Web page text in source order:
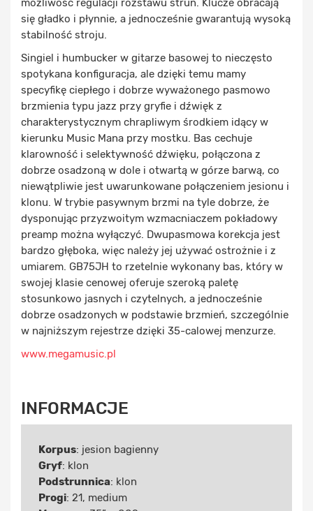
możliwość regulacji rozstawu strun. Klucze obracają
się gładko i płynnie, a jednocześnie gwarantują wysoką
stabilność stroju.
Singiel i humbucker w gitarze basowej to nieczęsto
spotykana konfiguracja, ale dzięki temu mamy
specyfikę ciepłego i dobrze wyważonego pasmowo
brzmienia typu jazz przy gryfie i dźwięk z
charakterystycznym chrapliwym środkiem idący w
kierunku Music Mana przy mostku. Bas cechuje
klarowność i selektywność dźwięku, połączona z
dobrze osadzoną w dole i otwartą w górze barwą, co
niewątpliwie jest uwarunkowane połączeniem jesionu i
klonu. W trybie pasywnym brzmi na tyle dobrze, że
dysponując przyzwoitym wzmacniaczem pokładowy
preamp można wyłączyć. Dwupasmowa korekcja jest
bardzo głęboka, więc należy jej używać ostrożnie i z
umiarem. GB75JH to rzetelnie wykonany bas, który w
swojej klasie cenowej oferuje szeroką paletę
stosunkowo jasnych i czytelnych, a jednocześnie
dobrze osadzonych w podstawie brzmień, szczególnie
w najniższym rejestrze dzięki 35-calowej menzurze.
www.megamusic.pl
INFORMACJE
Korpus: jesion bagienny
Gryf: klon
Podstrunnica: klon
Progi: 21, medium